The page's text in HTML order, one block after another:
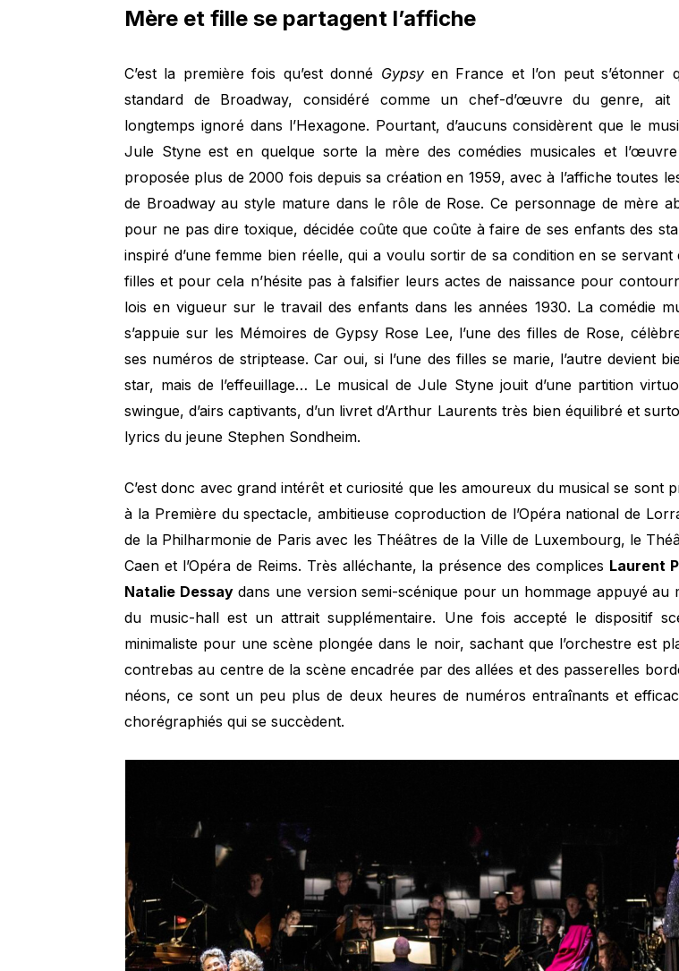
Mère et fille se partagent l’affiche
C’est la première fois qu’est donné Gypsy en France et l’on peut s’étonner
standard de Broadway, considéré comme un chef-d’œuvre du genre, ait
longtemps ignoré dans l’Hexagone. Pourtant, d’aucuns considèrent que le
Jule Styne est en quelque sorte la mère des comédies musicales et
proposée plus de 2000 fois depuis sa création en 1959, avec à l’affiche toutes
de Broadway au style mature dans le rôle de Rose. Ce personnage de mère
pour ne pas dire toxique, décidée coûte que coûte à faire de ses enfants des
inspiré d’une femme bien réelle, qui a voulu sortir de sa condition en se servant
filles et pour cela n’hésite pas à falsifier leurs actes de naissance pour
lois en vigueur sur le travail des enfants dans les années 1930. La comédie
s’appuie sur les Mémoires de Gypsy Rose Lee, l’une des filles de Rose,
ses numéros de striptease. Car oui, si l’une des filles se marie, l’autre devient
star, mais de l’effeuillage… Le musical de Jule Styne jouit d’une partition
swingue, d’airs captivants, d’un livret d’Arthur Laurents très bien équilibré et
lyrics du jeune Stephen Sondheim.
C’est donc avec grand intérêt et curiosité que les amoureux du musical se sont
à la Première du spectacle, ambitieuse coproduction de l’Opéra national de
de la Philharmonie de Paris avec les Théâtres de la Ville de Luxembourg, le
Caen et l’Opéra de Reims. Très alléchante, la présence des complices Laurent
Natalie Dessaydans une version semi-scénique pour un hommage appuyé au
du music-hall est un attrait supplémentaire. Une fois accepté le dispositif
minimaliste pour une scène plongée dans le noir, sachant que l’orchestre est
contrebas au centre de la scène encadrée par des allées et des passerelles
néons, ce sont un peu plus de deux heures de numéros entraînants et
chorégraphiés qui se succèdent.